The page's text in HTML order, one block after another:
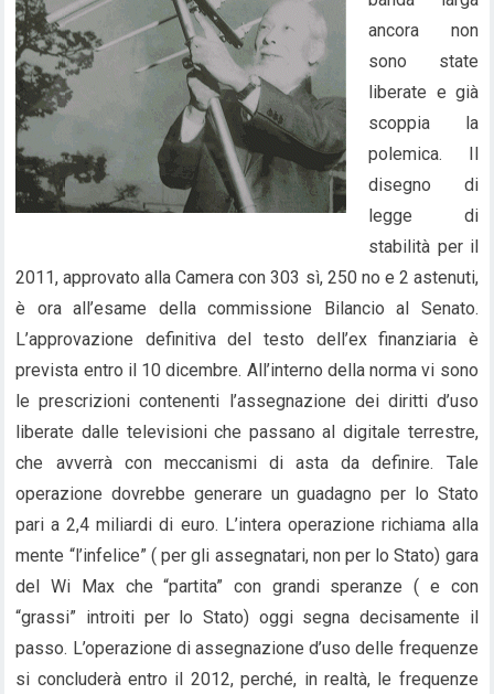
ancora non
sono state
liberate e già
scoppia la
polemica. Il
disegno di
legge di
stabilità per il
2011, approvato alla Camera con 303 sì, 250 no e 2 astenuti,
è ora all’esame della commissione Bilancio al Senato.
L’approvazione definitiva del testo dell’ex finanziaria è
prevista entro il 10 dicembre. All’interno della norma vi sono
le prescrizioni contenenti l’assegnazione dei diritti d’uso
liberate dalle televisioni che passano al digitale terrestre,
che avverrà con meccanismi di asta da definire. Tale
operazione dovrebbe generare un guadagno per lo Stato
pari a 2,4 miliardi di euro. L’intera operazione richiama alla
mente “l’infelice” ( per gli assegnatari, non per lo Stato) gara
del Wi Max che “partita” con grandi speranze ( e con
“grassi” introiti per lo Stato) oggi segna decisamente il
passo. L’operazione di assegnazione d’uso delle frequenze
si concluderà entro il 2012, perché, in realtà, le frequenze